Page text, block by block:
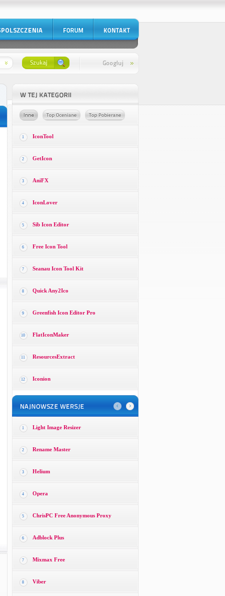
1 IconTool
2 GetIcon
3 AniFX
4 IconLover
5 Sib Icon Editor
6 Free Icon Tool
7 Seanau Icon Tool Kit
8 Quick Any2Ico
9 Greenfish Icon Editor Pro
10 FlatIconMaker
11 ResourcesExtract
12 Iconion
1 Light Image Resizer
2 Rename Master
3 Helium
4 Opera
5 ChrisPC Free Anonymous Proxy
6 Adblock Plus
7 Mixmax Free
8 Viber